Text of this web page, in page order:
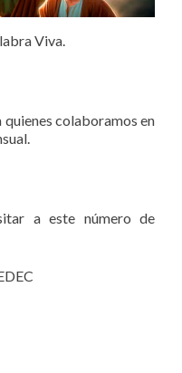
Viva.
colaboramos en
a este número de